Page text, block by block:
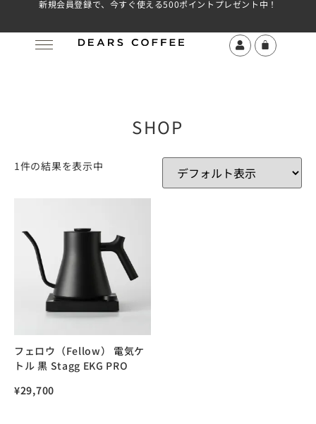
新規会員登録で、今すぐ使える500ポイントプレゼント中！
SHOP
1件の結果を表示中
フェロウ（Fellow） 電気ケ
トル 黒 Stagg EKG PRO
¥29,700